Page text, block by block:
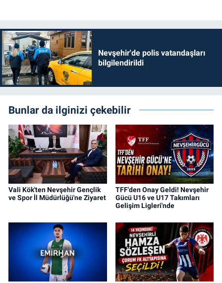
Nevşehir'de polis vatandaşları
bilgilendirildi
Bunlar da ilginizi çekebilir
Vali Kök'ten Nevşehir Gençlik
ve Spor İl Müdürlüğü'ne Ziyaret
TFF'den Onay Geldi! Nevşehir
Gücü U16 ve U17 Takımları
Gelişim Ligleri'nde